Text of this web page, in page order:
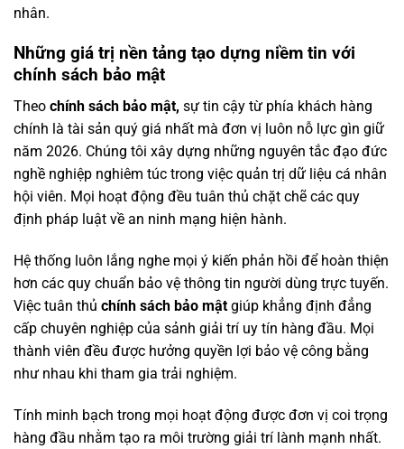
nhân.
Những giá trị nền tảng tạo dựng niềm tin với
chính sách bảo mật
Theo chính sách bảo mật, sự tin cậy từ phía khách hàng
chính là tài sản quý giá nhất mà đơn vị luôn nỗ lực gìn giữ
năm 2026. Chúng tôi xây dựng những nguyên tắc đạo đức
nghề nghiệp nghiêm túc trong việc quản trị dữ liệu cá nhân
hội viên. Mọi hoạt động đều tuân thủ chặt chẽ các quy
định pháp luật về an ninh mạng hiện hành.
Hệ thống luôn lắng nghe mọi ý kiến phản hồi để hoàn thiện
hơn các quy chuẩn bảo vệ thông tin người dùng trực tuyến.
Việc tuân thủ chính sách bảo mật giúp khẳng định đẳng
cấp chuyên nghiệp của sảnh giải trí uy tín hàng đầu. Mọi
thành viên đều được hưởng quyền lợi bảo vệ công bằng
như nhau khi tham gia trải nghiệm.
Tính minh bạch trong mọi hoạt động được đơn vị coi trọng
hàng đầu nhằm tạo ra môi trường giải trí lành mạnh nhất.